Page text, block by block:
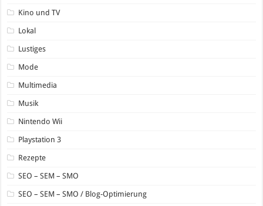
Kino und TV
Lokal
Lustiges
Mode
Multimedia
Musik
Nintendo Wii
Playstation 3
Rezepte
SEO – SEM – SMO
SEO – SEM – SMO / Blog-Optimierung